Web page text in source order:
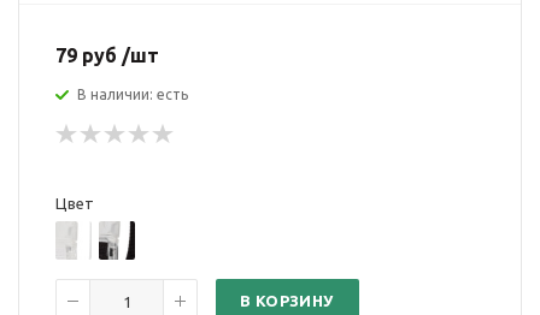
79 руб /шт
В наличии: есть
Цвет
В КОРЗИНУ